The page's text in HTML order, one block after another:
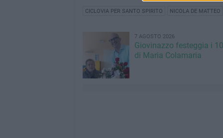
CICLOVIA PER SANTO SPIRITO NICOLA DE MATTEO
7 AGOSTO 2026
Giovinazzo festeggia i
di Maria Colamaria